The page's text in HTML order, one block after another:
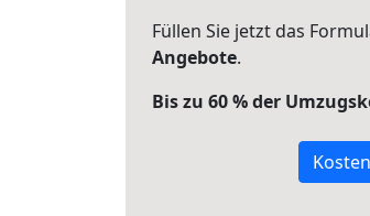
Füllen Sie jetzt das
Angebote.
Bis zu 60 % der